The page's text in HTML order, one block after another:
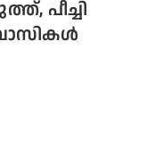
പീച്ചി